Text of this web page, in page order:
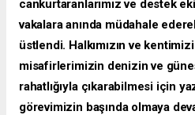
cankurtaranlarımız ve destek
vakalara anında müdahale
üstlendi. Halkımızın ve
misafirlerimizin denizin ve
rahatlığıyla çıkarabilmesi için
görevimizin başında olmaya